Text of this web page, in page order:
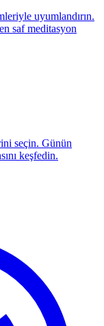
uyumlandırın.
saf meditasyon
seçin. Günün
keşfedin.